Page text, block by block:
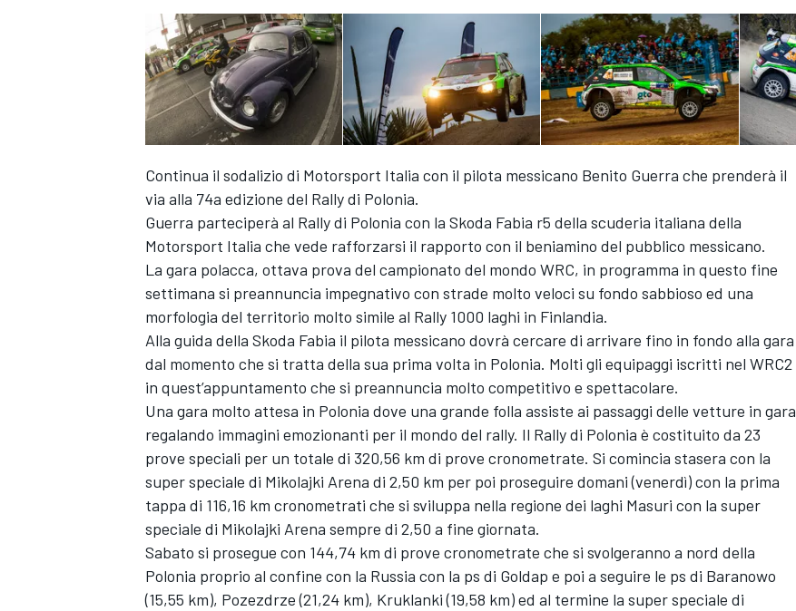
MONOPOSTO
Continua il sodalizio di Motorsport Italia con il pilota messicano Benito Guerra che prenderà il
via alla 74a edizione del Rally di Polonia.
Guerra parteciperà al Rally di Polonia con la Skoda Fabia r5 della scuderia italiana della
Motorsport Italia che vede rafforzarsi il rapporto con il beniamino del pubblico messicano.
La gara polacca, ottava prova del campionato del mondo WRC, in programma in questo fine
settimana si preannuncia impegnativo con strade molto veloci su fondo sabbioso ed una
morfologia del territorio molto simile al Rally 1000 laghi in Finlandia.
Alla guida della Skoda Fabia il pilota messicano dovrà cercare di arrivare fino in fondo alla gara
dal momento che si tratta della sua prima volta in Polonia. Molti gli equipaggi iscritti nel WRC2
in quest’appuntamento che si preannuncia molto competitivo e spettacolare.
Una gara molto attesa in Polonia dove una grande folla assiste ai passaggi delle vetture in gara
regalando immagini emozionanti per il mondo del rally. Il Rally di Polonia è costituito da 23
prove speciali per un totale di 320,56 km di prove cronometrate. Si comincia stasera con la
super speciale di Mikolajki Arena di 2,50 km per poi proseguire domani (venerdì) con la prima
tappa di 116,16 km cronometrati che si sviluppa nella regione dei laghi Masuri con la super
speciale di Mikolajki Arena sempre di 2,50 a fine giornata.
Sabato si prosegue con 144,74 km di prove cronometrate che si svolgeranno a nord della
Polonia proprio al confine con la Russia con la ps di Goldap e poi a seguire le ps di Baranowo
(15,55 km), Pozezdrze (21,24 km), Kruklanki (19,58 km) ed al termine la super speciale di